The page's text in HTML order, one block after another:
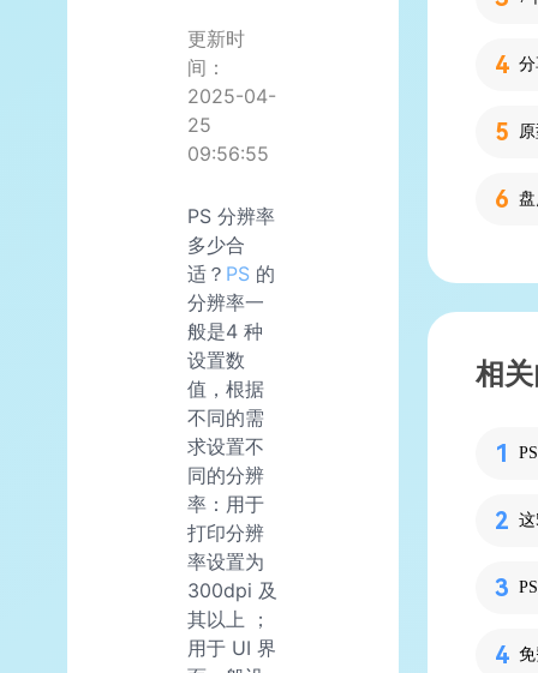
更新时
间：
2025-04-
25
09:56:55
PS 分辨率
多少合
适？ PS 的
分辨率一
般是4 种
设置数
值，根据
不同的需
求设置不
同的分辨
率：用于
打印分辨
率设置为
300dpi 及
其以上 ；
用于 UI 界
相
免